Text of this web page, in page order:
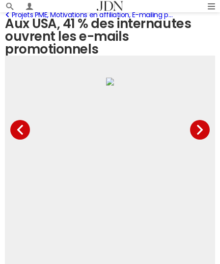
Aux USA, 41 % des internautes
ouvrent les e-mails
promotionnels
Projets PME, Motivations en affiliation, E-mailing promotionnel, Intérêts des annonceurs pour le Web